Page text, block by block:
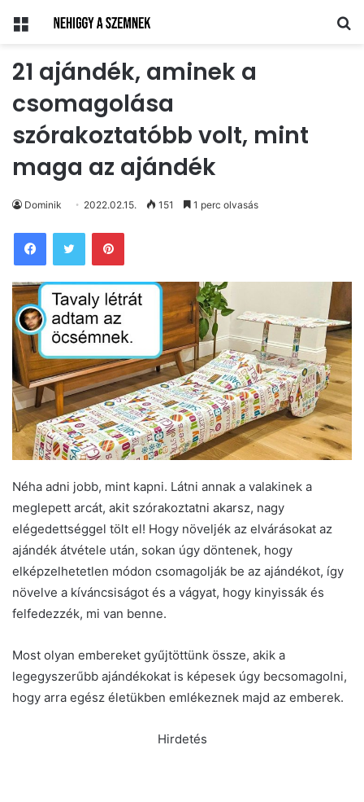
Menü
21 ajándék, aminek a
csomagolása
szórakoztatóbb volt, mint
maga az ajándék
Dominik 2022.02.15. 151 1 perc olvasás
Pinterest
Néha adni jobb, mint kapni. Látni annak a valakinek a
meglepett arcát, akit szórakoztatni akarsz, nagy
elégedettséggel tölt el! Hogy növeljék az elvárásokat az
ajándék átvétele után, sokan úgy döntenek, hogy
elképzelhetetlen módon csomagolják be az ajándékot, így
növelve a kíváncsiságot és a vágyat, hogy kinyissák és
felfedezzék, mi van benne.
Most olyan embereket gyűjtöttünk össze, akik a
legegyszerűbb ajándékokat is képesek úgy becsomagolni,
hogy arra egész életükben emlékeznek majd az emberek.
Hirdetés